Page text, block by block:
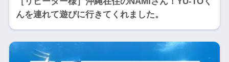
んを連れて遊びに行きてくれました。